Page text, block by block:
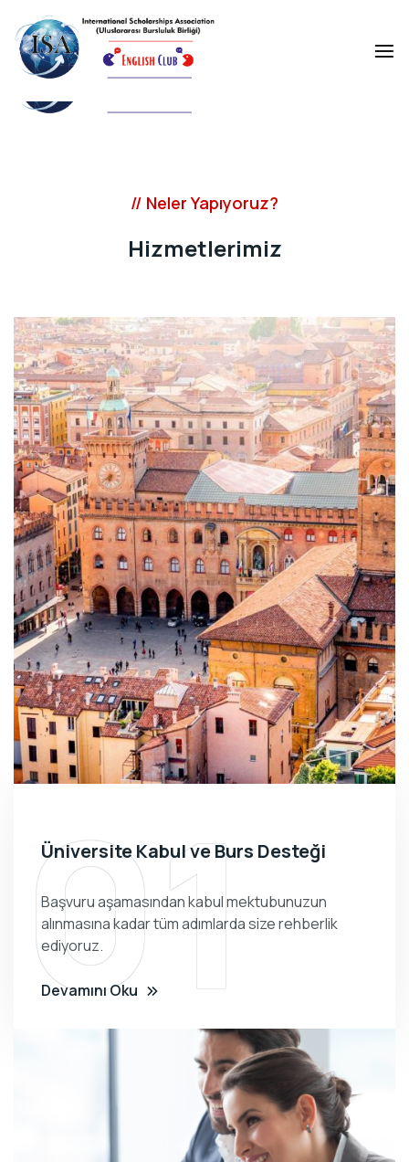
0312 622 15 15 info@egitimglobal.com
// Neler Yapıyoruz?
Hizmetlerimiz
01
Üniversite Kabul ve Burs Desteği
Başvuru aşamasından kabul mektubunuzun
alınmasına kadar tüm adımlarda size rehberlik
ediyoruz.
Devamını Oku